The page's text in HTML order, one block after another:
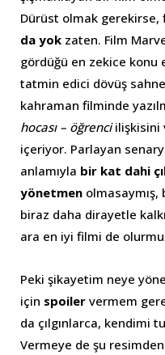
Dürüst olmak gerekirse,
da yok zaten. Film
gördüğü en zekice
tatmin edici dövüş
kahraman filminde
hocası – öğrenciilişkisini
içeriyor. Parlayan
anlamıyla bir kat dahi
yönetmen
biraz daha dirayetle
ara en iyi filmi de
Peki şikayetim neye
için spoiler vermem
da çılgınlarca, kendimi
Vermeye de şu